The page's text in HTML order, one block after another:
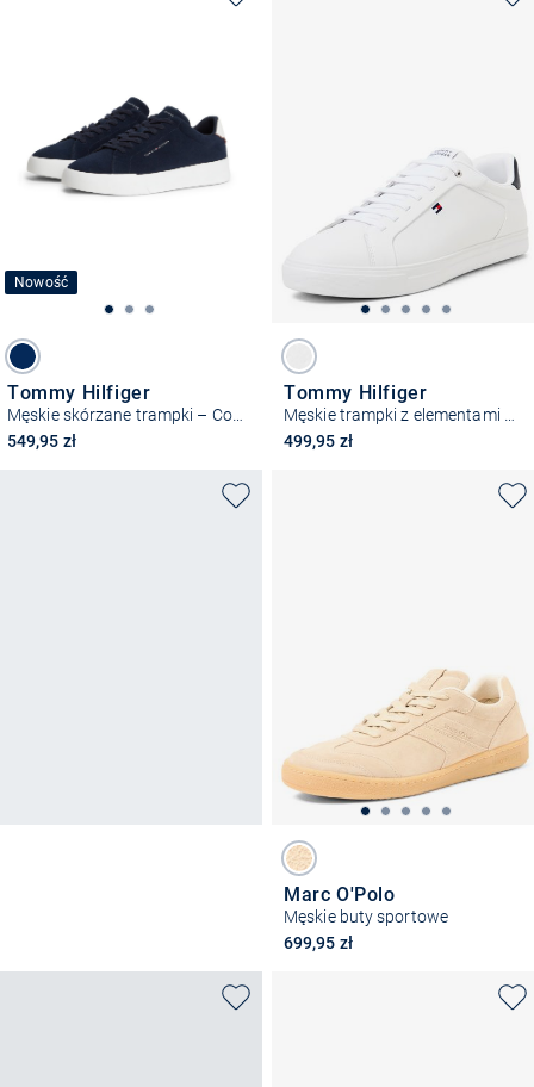
Nowość
Tommy Hilfiger
Męskie skórzane trampki – Court Core
549,95 zł
Tommy Hilfiger
499,95 zł
Marc O'Polo
Męskie buty sportowe
699,95 zł